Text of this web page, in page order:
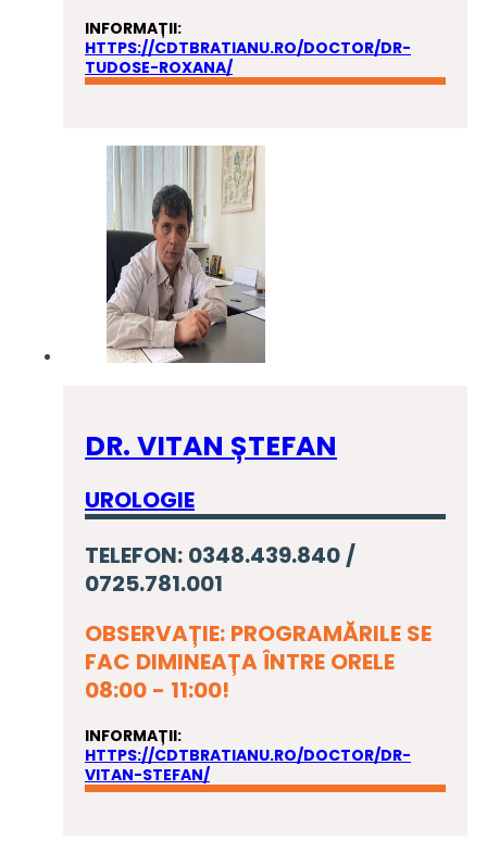
INFORMAȚII:
HTTPS://CDTBRATIANU.RO/DOCTOR/DR-
TUDOSE-ROXANA/
DR. VITAN ȘTEFAN
UROLOGIE
TELEFON: 0348.439.840 /
0725.781.001
OBSERVAȚIE: PROGRAMĂRILE SE
FAC DIMINEAȚA ÎNTRE ORELE
08:00 - 11:00!
INFORMAȚII:
HTTPS://CDTBRATIANU.RO/DOCTOR/DR-
VITAN-STEFAN/